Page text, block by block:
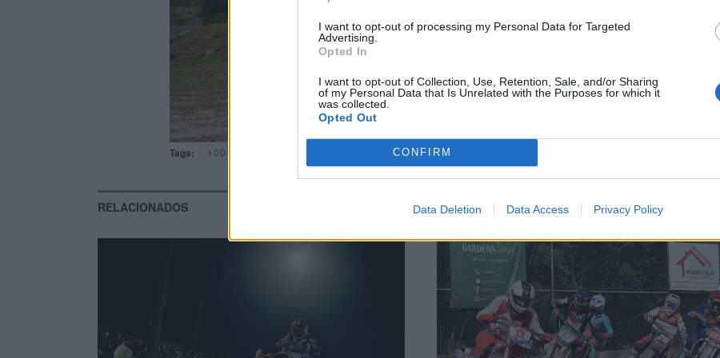
I want to opt-out of processing my Personal Data for Targeted
Advertising.
Opted In
I want to opt-out of Collection, Use, Retention, Sale, and/or Sharing
of my Personal Data that Is Unrelated with the Purposes for which it
was collected.
Opted Out
CONFIRM
Data Deletion Data Access Privacy Policy
Tags: 100% elétrica Documentário
RELACIONADOS